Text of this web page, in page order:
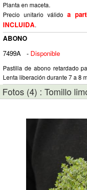
Planta en maceta.
Precio unitario válidoa
INCLUIDA.
ABONO
7499A
- Disponible
Pastilla de abono retardado
Lenta liberación durante 7 a 8
Fotos (4) : Tomillo